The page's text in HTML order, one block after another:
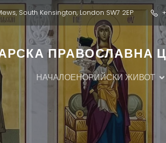
South Kensington, London SW7 2EP
ПРАВОСЛАВНА
НАЧАЛОЕНОРИЙСКИ ЖИВОТ